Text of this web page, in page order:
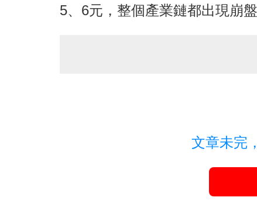
5、6元，整個產業鏈都出現崩盤
文章未完